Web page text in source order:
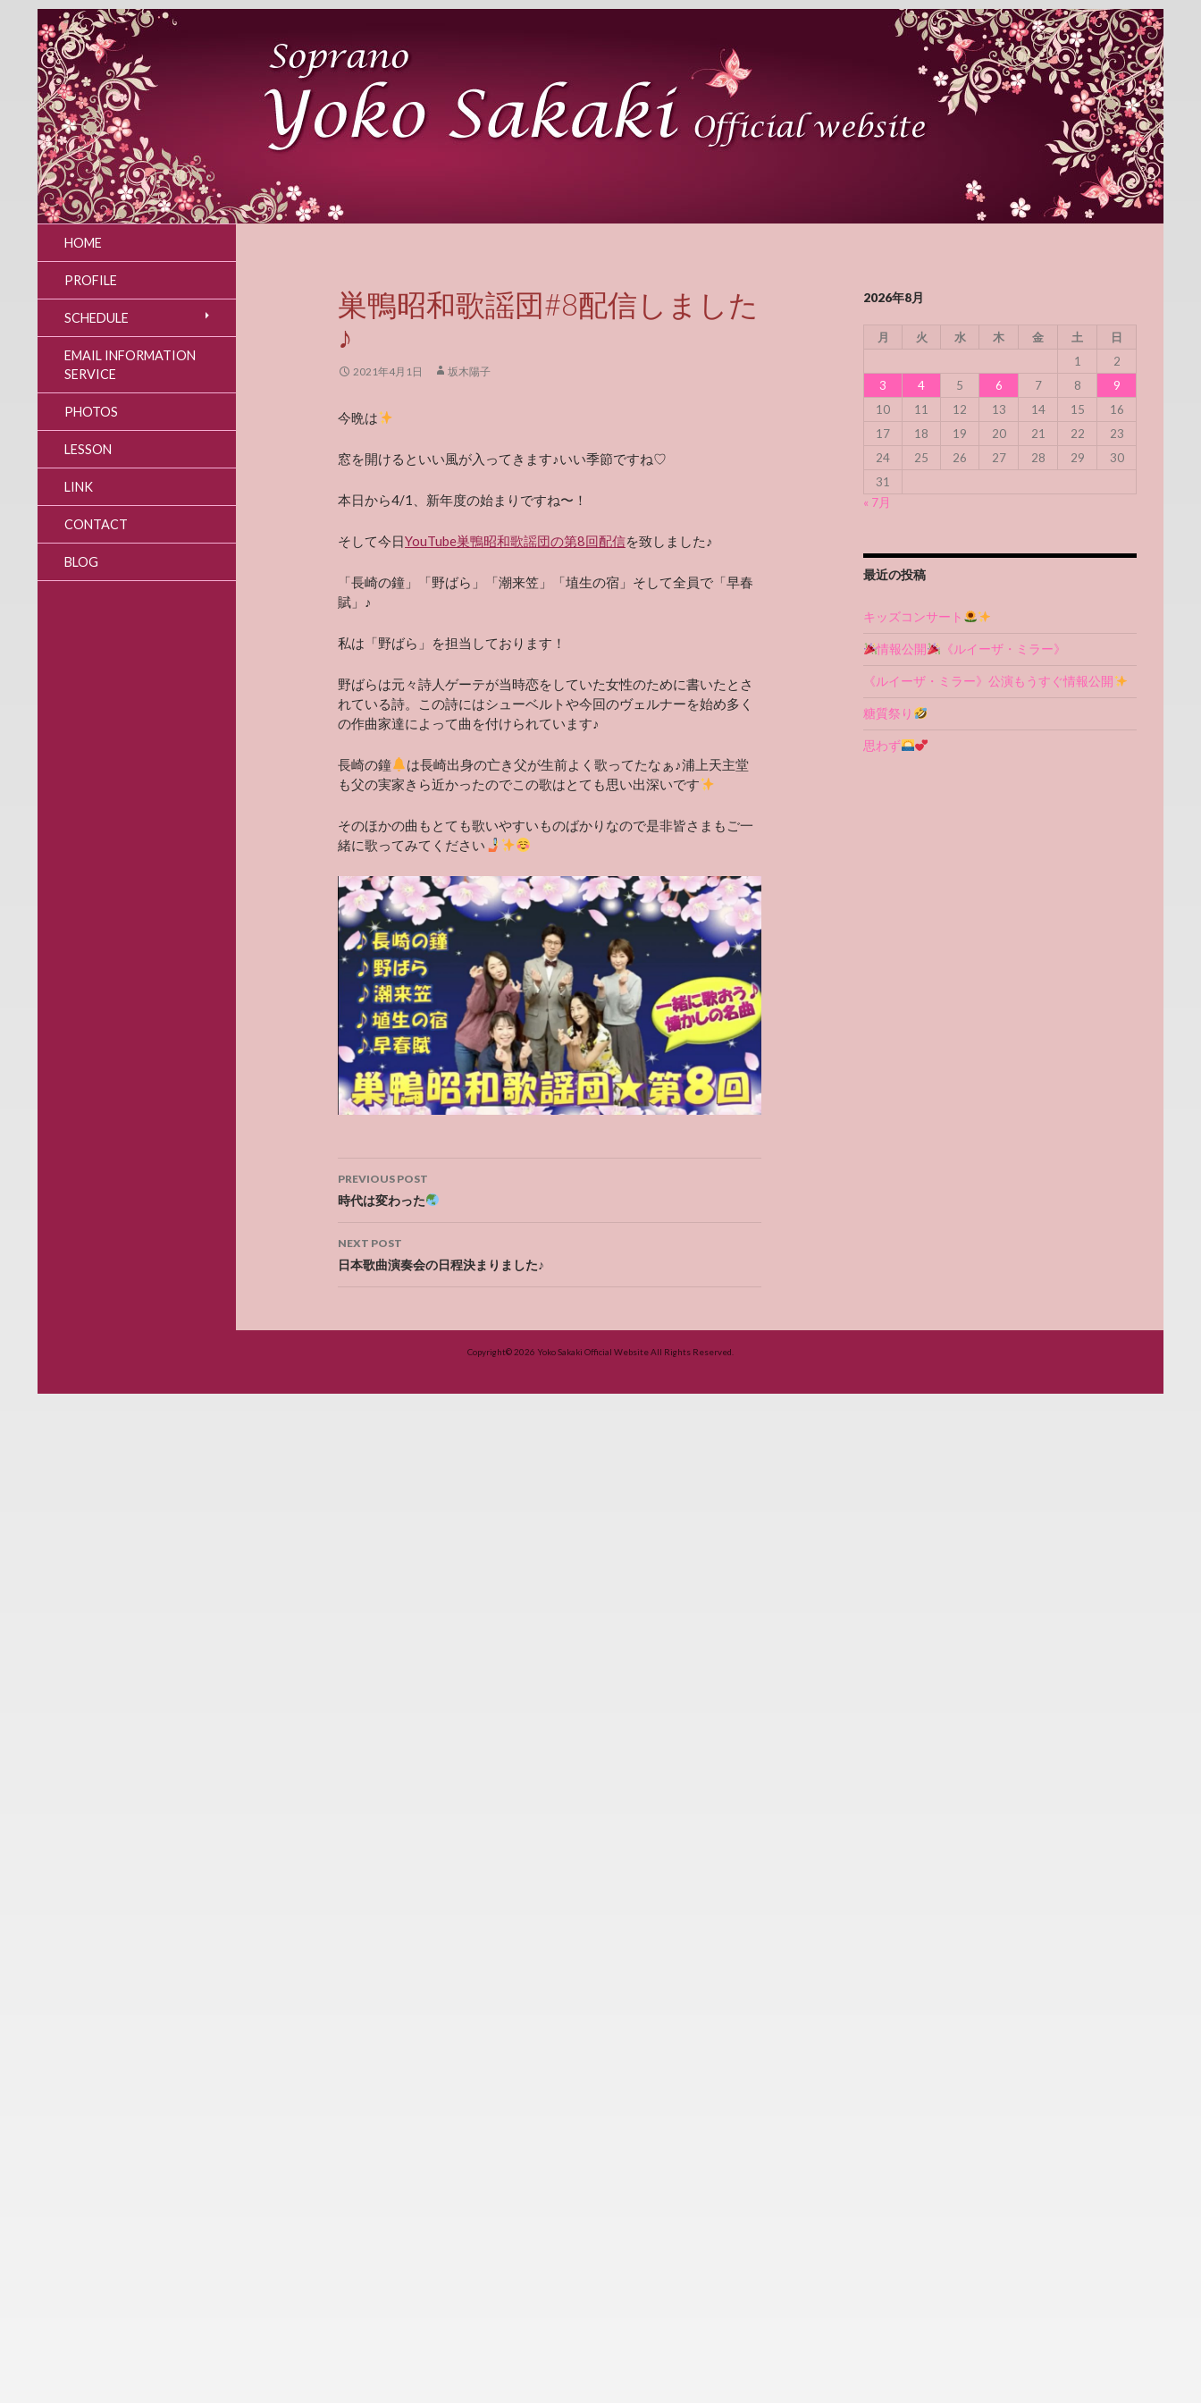
巣鴨昭和歌謡団#8配信しました
♪
2021年4月1日 坂木陽子
今晩は
窓を開けるといい風が入ってきます♪いい季節ですね♡
本日から4/1、新年度の始まりですね〜！
そして今日YouTube巣鴨昭和歌謡団の第8回配信を致しました♪
「長崎の鐘」「野ばら」「潮来笠」「埴生の宿」そして全員で「早春
賦」♪
私は「野ばら」を担当しております！
野ばらは元々詩人ゲーテが当時恋をしていた女性のために書いたとさ
れている詩。この詩にはシューベルトや今回のヴェルナーを始め多く
の作曲家達によって曲を付けられています♪
長崎の鐘
は長崎出身の亡き父が生前よく歌ってたなぁ♪浦上天主堂
も父の実家きら近かったのでこの歌はとても思い出深いです
そのほかの曲もとても歌いやすいものばかりなので是非皆さまもご一
緒に歌ってみてください
Post
navigation
PREVIOUS POST
時代は変わった
NEXT POST
日本歌曲演奏会の日程決まりました♪
2026年8月
月 火 水 木 金 土
日
1
2
3
4 5 6 7 8
9
10
11 12 13 14 15
16
17
18 19 20 21 22
23
24
25 26 27 28 29
30
31
« 7月
最近の投稿
キッズコンサート
情報公開 《ルイーザ・ミラー》
《ルイーザ・ミラー》公演もうすぐ情報公開
糖質祭り
思わず
HOME
PROFILE
SCHEDULE
EMAIL INFORMATION
SERVICE
PHOTOS
LESSON
LINK
CONTACT
BLOG
Copyright© 2026 Yoko Sakaki Official WebsiteAll Rights Reserved.